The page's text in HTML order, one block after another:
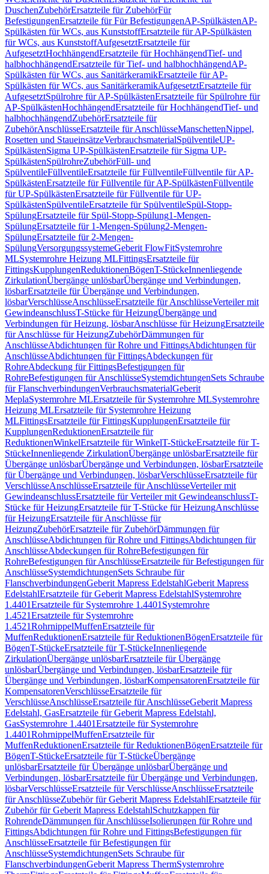
DuschenZubehörErsatzteile für ZubehörFür
BefestigungenErsatzteile für Für BefestigungenAP-SpülkästenAP-
Spülkästen für WCs, aus KunststoffErsatzteile für AP-Spülkästen
für WCs, aus KunststoffAufgesetztErsatzteile für
AufgesetztHochhängendErsatzteile für HochhängendTief- und
halbhochhängendErsatzteile für Tief- und halbhochhängendAP-
Spülkästen für WCs, aus SanitärkeramikErsatzteile für AP-
Spülkästen für WCs, aus SanitärkeramikAufgesetztErsatzteile für
AufgesetztSpülrohre für AP-SpülkästenErsatzteile für Spülrohre für
AP-SpülkästenHochhängendErsatzteile für HochhängendTief- und
halbhochhängendZubehörErsatzteile für
ZubehörAnschlüsseErsatzteile für AnschlüsseManschettenNippel,
Rosetten und StaueinsätzeVerbrauchsmaterialSpülventileUP-
SpülkästenSigma UP-SpülkästenErsatzteile für Sigma UP-
SpülkästenSpülrohreZubehörFüll- und
SpülventileFüllventileErsatzteile für FüllventileFüllventile für AP-
SpülkästenErsatzteile für Füllventile für AP-SpülkästenFüllventile
für UP-SpülkästenErsatzteile für Füllventile für UP-
SpülkästenSpülventileErsatzteile für SpülventileSpül-Stopp-
SpülungErsatzteile für Spül-Stopp-Spülung1-Mengen-
SpülungErsatzteile für 1-Mengen-Spülung2-Mengen-
SpülungErsatzteile für 2-Mengen-
SpülungVersorgungssystemeGeberit FlowFitSystemrohre
MLSystemrohre Heizung MLFittingsErsatzteile für
FittingsKupplungenReduktionenBögenT-StückeInnenliegende
ZirkulationÜbergänge unlösbarÜbergänge und Verbindungen,
lösbarErsatzteile für Übergänge und Verbindungen,
lösbarVerschlüsseAnschlüsseErsatzteile für AnschlüsseVerteiler mit
GewindeanschlussT-Stücke für HeizungÜbergänge und
Verbindungen für Heizung, lösbarAnschlüsse für HeizungErsatzteile
für Anschlüsse für HeizungZubehörDämmungen für
AnschlüsseAbdichtungen für Rohre und FittingsAbdichtungen für
AnschlüsseAbdichtungen für FittingsAbdeckungen für
RohreAbdeckung für FittingsBefestigungen für
RohreBefestigungen für AnschlüsseSystemdichtungenSets Schraube
für FlanschverbindungenVerbrauchsmaterialGeberit
MeplaSystemrohre MLErsatzteile für Systemrohre MLSystemrohre
Heizung MLErsatzteile für Systemrohre Heizung
MLFittingsErsatzteile für FittingsKupplungenErsatzteile für
KupplungenReduktionenErsatzteile für
ReduktionenWinkelErsatzteile für WinkelT-StückeErsatzteile für T-
StückeInnenliegende ZirkulationÜbergänge unlösbarErsatzteile für
Übergänge unlösbarÜbergänge und Verbindungen, lösbarErsatzteile
für Übergänge und Verbindungen, lösbarVerschlüsseErsatzteile für
VerschlüsseAnschlüsseErsatzteile für AnschlüsseVerteiler mit
GewindeanschlussErsatzteile für Verteiler mit GewindeanschlussT-
Stücke für HeizungErsatzteile für T-Stücke für HeizungAnschlüsse
für HeizungErsatzteile für Anschlüsse für
HeizungZubehörErsatzteile für ZubehörDämmungen für
AnschlüsseAbdichtungen für Rohre und FittingsAbdichtungen für
AnschlüsseAbdeckungen für RohreBefestigungen für
RohreBefestigungen für AnschlüsseErsatzteile für Befestigungen für
AnschlüsseSystemdichtungenSets Schraube für
FlanschverbindungenGeberit Mapress EdelstahlGeberit Mapress
EdelstahlErsatzteile für Geberit Mapress EdelstahlSystemrohre
1.4401Ersatzteile für Systemrohre 1.4401 Systemrohre
1.4521Ersatzteile für Systemrohre
1.4521RohrnippelMuffenErsatzteile für
MuffenReduktionenErsatzteile für ReduktionenBögenErsatzteile für
BögenT-StückeErsatzteile für T-StückeInnenliegende
ZirkulationÜbergänge unlösbarErsatzteile für Übergänge
unlösbarÜbergänge und Verbindungen, lösbarErsatzteile für
Übergänge und Verbindungen, lösbarKompensatorenErsatzteile für
KompensatorenVerschlüsseErsatzteile für
VerschlüsseAnschlüsseErsatzteile für AnschlüsseGeberit Mapress
Edelstahl, GasErsatzteile für Geberit Mapress Edelstahl,
GasSystemrohre 1.4401Ersatzteile für Systemrohre
1.4401RohrnippelMuffenErsatzteile für
MuffenReduktionenErsatzteile für ReduktionenBögenErsatzteile für
BögenT-StückeErsatzteile für T-StückeÜbergänge
unlösbarErsatzteile für Übergänge unlösbarÜbergänge und
Verbindungen, lösbarErsatzteile für Übergänge und Verbindungen,
lösbarVerschlüsseErsatzteile für VerschlüsseAnschlüsseErsatzteile
für AnschlüsseZubehör für Geberit Mapress EdelstahlErsatzteile für
Zubehör für Geberit Mapress EdelstahlSchutzkappen für
RohrendeDämmungen für AnschlüsseIsolierungen für Rohre und
FittingsAbdichtungen für Rohre und FittingsBefestigungen für
AnschlüsseErsatzteile für Befestigungen für
AnschlüsseSystemdichtungenSets Schraube für
FlanschverbindungenGeberit Mapress ThermSystemrohre